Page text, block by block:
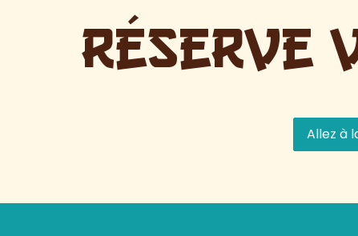
Réserve
Allez à